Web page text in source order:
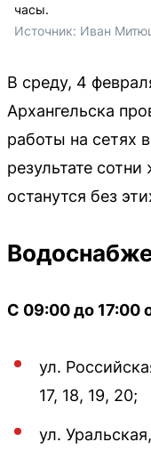
часы.
Источник: Иван
В среду, 4
Архангельска
работы на сетях
результате
останутся без
С 09:00 до 17:00
ул.
17, 18, 19, 20;
ул.